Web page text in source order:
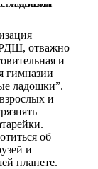
РДШ, отважно
и
гимназии
ладошки”.
и
об
и
планете.